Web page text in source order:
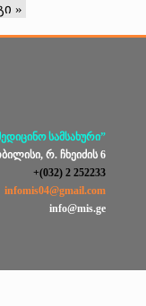
»
სამსახური”
რ. ჩხეიძის 6
+(032) 2 252233
infomis04@gmail.com
info@mis.ge